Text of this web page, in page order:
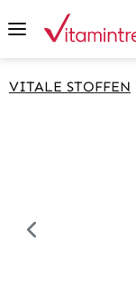
content
VITALE STOFFEN